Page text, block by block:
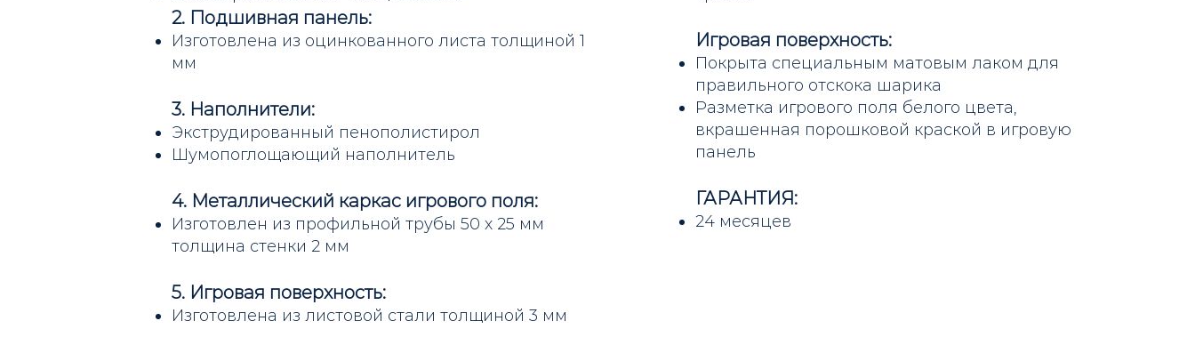
2. Подшивная панель:
Изготовлена из оцинкованного листа толщиной 1
мм
3. Наполнители:
Экструдированный пенополистирол
Шумопоглощающий наполнитель
4. Металлический каркас игрового поля:
Изготовлен из профильной трубы 50 х 25 мм
толщина стенки 2 мм
5. Игровая поверхность:
Изготовлена из листовой стали толщиной 3 мм
Игровая поверхность:
Покрыта специальным матовым лаком для
правильного отскока шарика
Разметка игрового поля белого цвета,
вкрашенная порошковой краской в игровую
панель
ГАРАНТИЯ:
24 месяцев